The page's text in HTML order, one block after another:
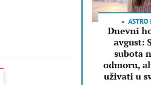
ASTRO
Dnevni
avgust:
subota
odmoru,
uživati u